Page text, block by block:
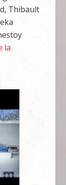
Thibault
la